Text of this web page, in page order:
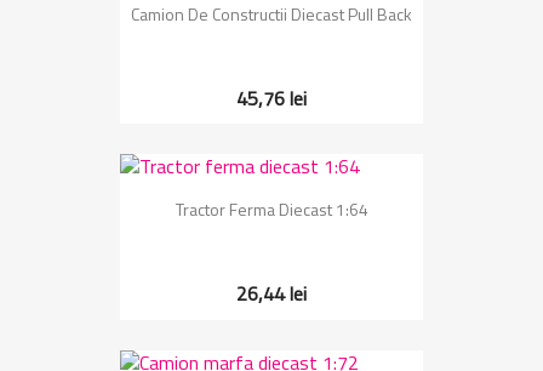
Camion De Constructii Diecast Pull Back
45,76 lei
Tractor Ferma Diecast 1:64
26,44 lei